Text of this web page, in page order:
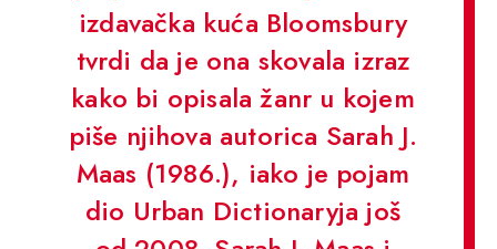
izdavačka kuća Bloomsbury
tvrdi da je ona skovala izraz
kako bi opisala žanr u kojem
piše njihova autorica Sarah J.
Maas (1986.), iako je pojam
dio Urban Dictionaryja još